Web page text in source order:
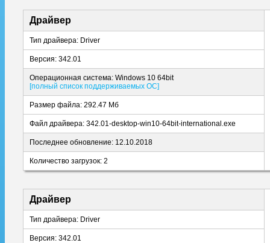
Драйвер
Тип драйвера: Driver
Версия: 342.01
Операционная система: Windows 10 64bit
[полный список поддерживаемых ОС]
Размер файла: 292.47 Мб
Файл драйвера: 342.01-desktop-win10-64bit-international.exe
Последнее обновление: 12.10.2018
Количество загрузок: 2
Драйвер
Тип драйвера: Driver
Версия: 342.01